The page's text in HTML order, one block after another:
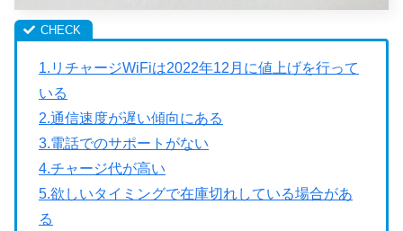
1.リチャージWiFiは2022年12月に値上げを行って
いる
2.通信速度が遅い傾向にある
3.電話でのサポートがない
4.チャージ代が高い
5.欲しいタイミングで在庫切れしている場合があ
る